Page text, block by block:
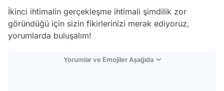
İkinci ihtimalin gerçekleşme ihtimali şimdilik zor
göründüğü için sizin fikirlerinizi merak ediyoruz,
yorumlarda buluşalım!
Yorumlar ve Emojiler Aşağıda